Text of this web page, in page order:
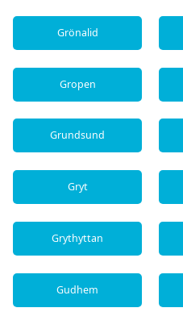
Grönalid
Gropen
Grundsund
Gryt
Grythyttan
Gudhem